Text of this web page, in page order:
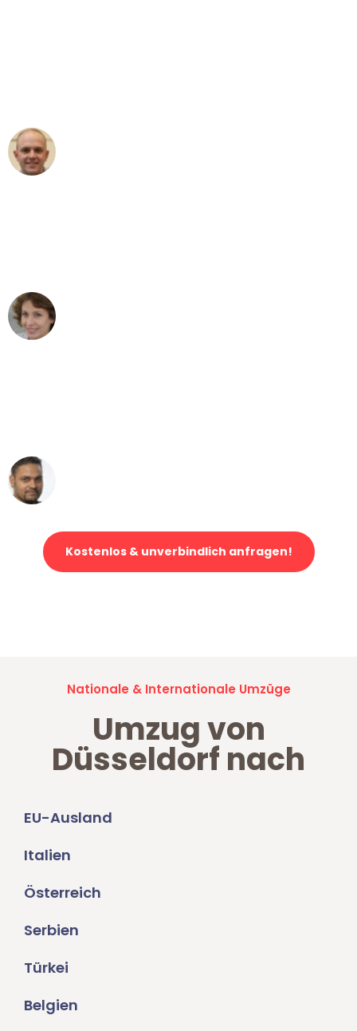
Kostenlos & unverbindlich anfragen!
Nationale & Internationale Umzüge
Umzug von
Düsseldorf nach
EU-Ausland
Italien
Österreich
Serbien
Türkei
Belgien